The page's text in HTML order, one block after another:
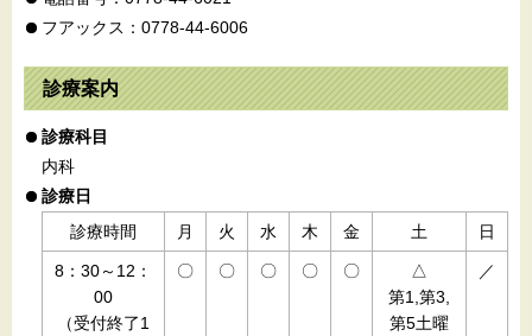
フアックス：0778-44-6006
診療案内
診療科目
内科
診療日
診療時間
月 火 水 木 金 土 日
8：30～12：
00
（受付終了1
〇 〇 〇 〇 〇
△
第1,第3,
第5土曜
／